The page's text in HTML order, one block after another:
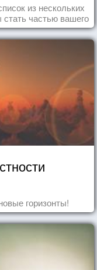
из нескольких
частью вашего
горизонты!